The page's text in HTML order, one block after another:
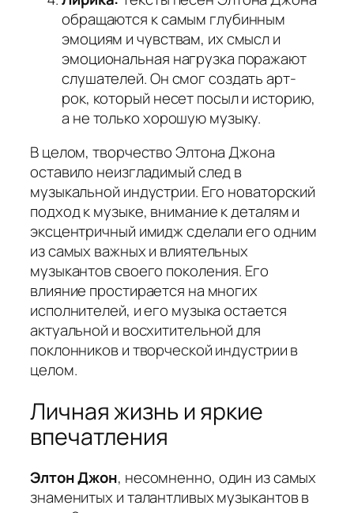
обращаются к самым глубинным
эмоциям и чувствам, их смысл и
эмоциональная нагрузка поражают
слушателей. Он смог создать арт-
рок, который несет посыл и историю,
а не только хорошую музыку.
В целом, творчество Элтона Джона
оставило неизгладимый след в
музыкальной индустрии. Его новаторский
подход к музыке, внимание к деталям и
эксцентричный имидж сделали его одним
из самых важных и влиятельных
музыкантов своего поколения. Его
влияние простирается на многих
исполнителей, и его музыка остается
актуальной и восхитительной для
поклонников и творческой индустрии в
целом.
Личная жизнь и яркие
впечатления
Элтон Джон, несомненно, один из самых
знаменитых и талантливых музыкантов в